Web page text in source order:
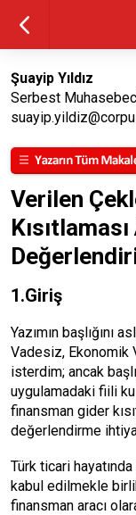
Şuayip Yıldız
Serbest
Verilen
1.Giriş
Yazımın başlığını
Vadesiz, Ekonomik
isterdim; ancak
uygulamadaki fiili
finansman gider
değerlendirme
Türk ticari
kabul edilmekle
finansman aracı